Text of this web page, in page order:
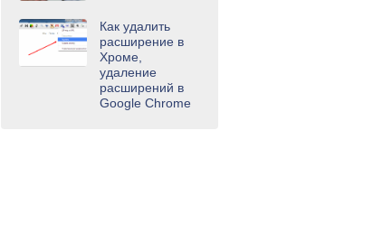
Как удалить
расширение в
Хроме,
удаление
расширений в
Google Chrome